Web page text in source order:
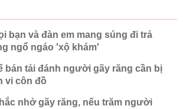
bạn và đàn em mang súng đi trả
ngổ ngáo 'xộ khám'
bán tải đánh người gãy răng cần bị
vi côn đồ
nhở gãy răng, nếu trăm người